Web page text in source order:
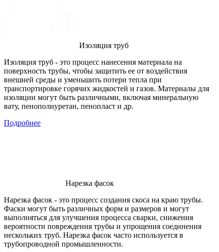
Изоляция труб
Изоляция труб - это процесс нанесения материала на
поверхность трубы, чтобы защитить ее от воздействия
внешней среды и уменьшить потери тепла при
транспортировке горячих жидкостей и газов. Материалы для
изоляции могут быть различными, включая минеральную
вату, пенополиуретан, пенопласт и др.
Подробнее
Нарезка фасок
Нарезка фасок - это процесс создания скоса на краю трубы.
Фаски могут быть различных форм и размеров и могут
выполняться для улучшения процесса сварки, снижения
вероятности повреждения трубы и упрощения соединения
нескольких труб. Нарезка фасок часто используется в
трубопроводной промышленности.